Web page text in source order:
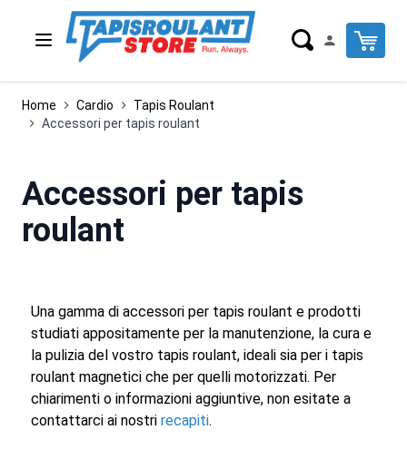
Salta al contenuto
Cart
Home Cardio
Tapis Roulant
Accessori per tapis roulant
Accessori per tapis
roulant
Una gamma di accessori per tapis roulant e prodotti
studiati appositamente per la manutenzione, la cura e
la pulizia del vostro tapis roulant, ideali sia per i tapis
roulant magnetici che per quelli motorizzati. Per
chiarimenti o informazioni aggiuntive, non esitate a
contattarci ai nostri recapiti.